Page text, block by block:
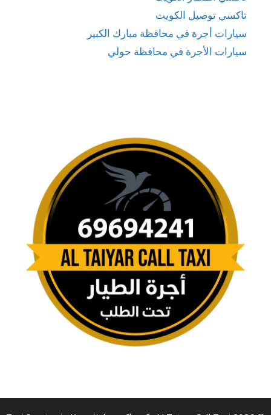
تاكسي توصيل الكويت
سيارات أجرة في محافظة مبارك الكبير
سيارات الأجرة في محافظة حولي